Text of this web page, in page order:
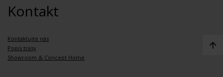
Kontakt
Kontaktujte nás
Popis trasy
Showroom & Concept Home